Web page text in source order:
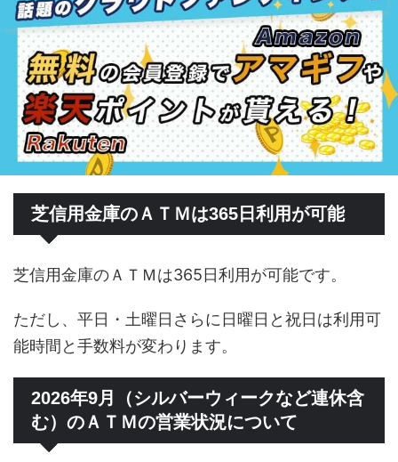
芝信用金庫のＡＴＭは365日利用が可能
芝信用金庫のＡＴＭは365日利用が可能です。
ただし、平日・土曜日さらに日曜日と祝日は利用可
能時間と手数料が変わります。
2026年9月（シルバーウィークなど連休含
む）のＡＴＭの営業状況について